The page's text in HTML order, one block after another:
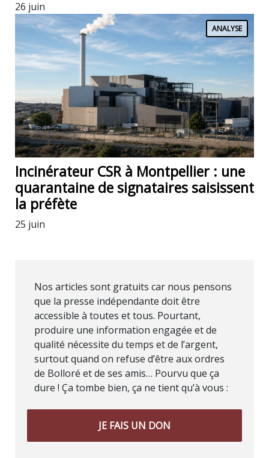
26 juin
ANALYSE
Incinérateur CSR à Montpellier : une
quarantaine de signataires saisissent
la préfète
25 juin
Nos articles sont gratuits car nous pensons
que la presse indépendante doit être
accessible à toutes et tous. Pourtant,
produire une information engagée et de
qualité nécessite du temps et de l’argent,
surtout quand on refuse d’être aux ordres
de Bolloré et de ses amis… Pourvu que ça
dure ! Ça tombe bien, ça ne tient qu’à vous :
JE FAIS UN DON